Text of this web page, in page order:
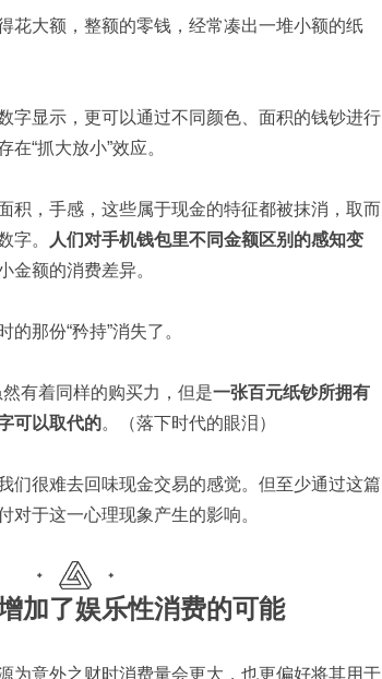
花大额，整额的零钱，经常凑出一堆小额的纸
字显示，更可以通过不同颜色、面积的钱钞进行
“抓大放小”效应。
积，手感，这些属于现金的特征都被抹消，取而
字。
人们对手机钱包里不同金额区别的感知变
金额的消费差异。
那份“矜持”消失了。
有着同样的购买力，但是一张百元纸钞所拥有
可以取代的。（落下时代的眼泪）
们很难去回味现金交易的感觉。但至少通过这篇
对于这一心理现象产生的影响。
加了娱乐性消费的可能
为意外之财时消费量会更大，也更偏好将其用于